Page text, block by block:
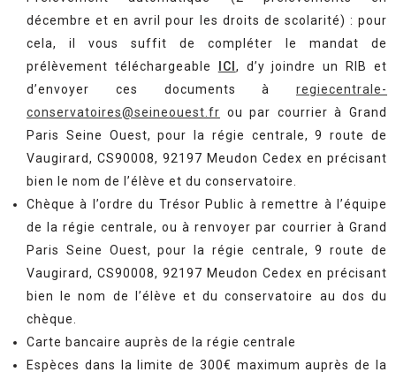
décembre et en avril pour les droits de scolarité) : pour
cela, il vous suffit de compléter le mandat de
prélèvement téléchargeable
ICI , d’y joindre un RIB et
d’envoyer ces documents à regiecentrale-
conservatoires@seineouest.fr ou par courrier à Grand
Paris Seine Ouest, pour la régie centrale, 9 route de
Vaugirard, CS90008, 92197 Meudon Cedex en précisant
bien le nom de l’élève et du conservatoire.
Chèque à l’ordre du Trésor Public à remettre à l’équipe
de la régie centrale, ou à renvoyer par courrier à Grand
Paris Seine Ouest, pour la régie centrale, 9 route de
Vaugirard, CS90008, 92197 Meudon Cedex en précisant
bien le nom de l’élève et du conservatoire au dos du
chèque.
Carte bancaire auprès de la régie centrale
Espèces dans la limite de 300€ maximum auprès de la